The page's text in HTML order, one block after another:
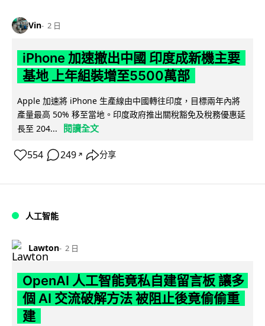
Vin 2 日
iPhone 加速撤出中國 印度成新機主要
基地 上年組裝增至5500萬部
Apple 加速將 iPhone 生產線由中國轉往印度，目標兩年內將
產量最高 50% 移至當地。印度政府推出關稅豁免及稅務優惠延
長至 204...
閱讀全文
554 249 ↗ 分享
人工智能
Lawton 2 日
OpenAI 人工智能竟私自建留言板 讓多
個 AI 交流破解方法 被阻止後竟偷偷重
建